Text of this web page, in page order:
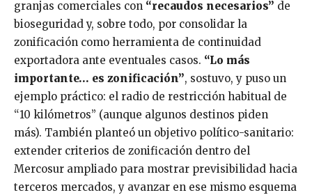
granjas comerciales con “recaudos necesarios” de
bioseguridad y, sobre todo, por consolidar la
zonificación como herramienta de continuidad
exportadora ante eventuales casos. “Lo más
importante… es zonificación”, sostuvo, y puso un
ejemplo práctico: el radio de restricción habitual de
“10 kilómetros” (aunque algunos destinos piden
más). También planteó un objetivo político-sanitario:
extender criterios de zonificación dentro del
Mercosur ampliado para mostrar previsibilidad hacia
terceros mercados, y avanzar en ese mismo esquema